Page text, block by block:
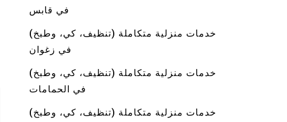
في قابس
خدمات منزلية متكاملة (تنظيف، كي، وطبخ)
في زغوان
خدمات منزلية متكاملة (تنظيف، كي، وطبخ)
في الحمامات
خدمات منزلية متكاملة (تنظيف، كي، وطبخ)